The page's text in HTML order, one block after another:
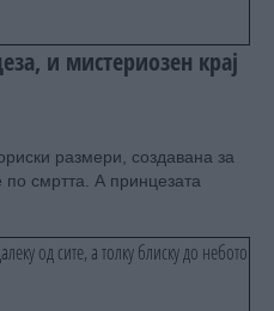
и мистериозен крај
размери, создавана за
смртта. А принцезата